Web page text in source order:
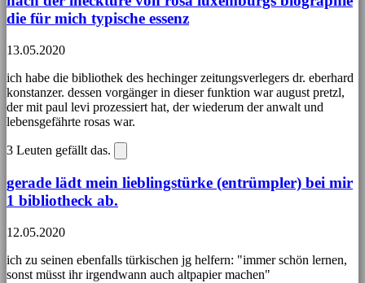
die für mich typische essenz
13.05.2020
ich habe die bibliothek des hechinger zeitungsverlegers dr. eberhard
konstanzer. dessen vorgänger in dieser funktion war august pretzl,
der mit paul levi prozessiert hat, der wiederum der anwalt und
lebensgefährte rosas war.
3 Leuten gefällt das.
gerade lädt mein lieblingstürke (entrümpler) bei mir
1 bibliotheck ab.
12.05.2020
ich zu seinen ebenfalls türkischen jg helfern: "immer schön lernen,
sonst müsst ihr irgendwann auch altpapier machen"